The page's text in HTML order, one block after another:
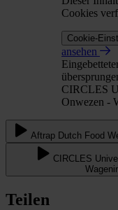
Cookies
Cookie-
ansehen
CIRCLES
Onwezen -
Aftrap Dutch Food
CIRCLES University:
Teilen